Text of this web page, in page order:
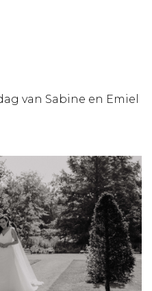
van Sabine en Emiel